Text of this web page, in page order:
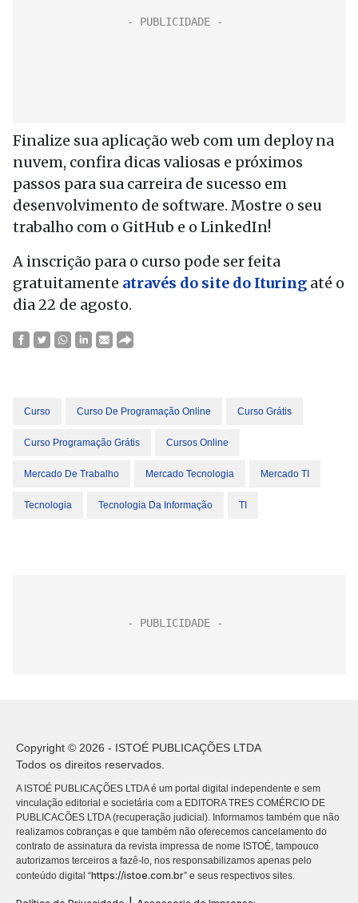
Finalize sua aplicação web com um deploy na
nuvem, confira dicas valiosas e próximos
passos para sua carreira de sucesso em
desenvolvimento de software. Mostre o seu
trabalho com o GitHub e o LinkedIn!
A inscrição para o curso pode ser feita
gratuitamente através do site do Ituring até o
dia 22 de agosto.
Curso Curso De Programação Online Curso Grátis
Curso Programação Grátis Cursos Online
Mercado De Trabalho Mercado Tecnologia Mercado TI
Tecnologia Tecnologia Da Informação TI
Copyright © 2026 - ISTOÉ PUBLICAÇÕES LTDA
Todos os direitos reservados.
A ISTOÉ PUBLICAÇÕES LTDA é um portal digital independente e sem
vinculação editorial e societária com a EDITORA TRES COMÉRCIO DE
PUBLICACÕES LTDA (recuperação judicial). Informamos também que não
realizamos cobranças e que também não oferecemos cancelamento do
contrato de assinatura da revista impressa de nome ISTOÉ, tampouco
autorizamos terceiros a fazê-lo, nos responsabilizamos apenas pelo
conteúdo digital “https://istoe.com.br” e seus respectivos sites.